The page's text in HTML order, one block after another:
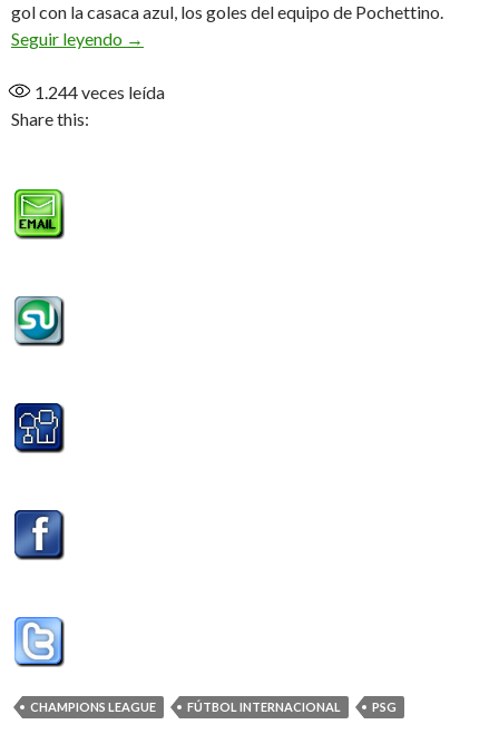
gol con la casaca azul, los goles del equipo de Pochettino.
Seguir leyendo Sinfonía estilo París
→
1.244veces leída
Share this:
CHAMPIONS LEAGUE FÚTBOL INTERNACIONAL PSG